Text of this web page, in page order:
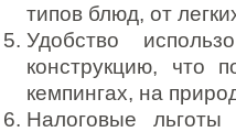
типов блюд, от
Удобство
конструкцию, что
кемпингах, на
Налоговые